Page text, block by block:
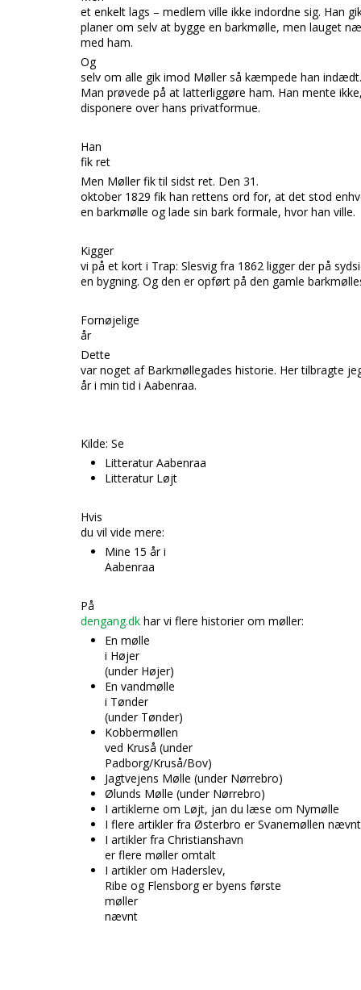
et enkelt lags – medlem ville ikke indordne sig. Han
planer om selv at bygge en barkmølle, men lauget
med ham.
Og
selv om alle gik imod Møller så kæmpede han indædt.
Man prøvede på at latterliggøre ham. Han mente
disponere over hans privatformue.
Han
fik ret
Men Møller fik til sidst ret. Den 31.
oktober 1829 fik han rettens ord for, at det stod
en barkmølle og lade sin bark formale, hvor han ville.
Kigger
vi på et kort i Trap: Slesvig fra 1862 ligger der på
en bygning. Og den er opført på den gamle
Fornøjelige
år
Dette
var noget af Barkmøllegades historie. Her tilbragte
år i min tid i Aabenraa.
Kilde: Se
Litteratur Aabenraa
Litteratur Løjt
Hvis
du vil vide mere:
Mine 15 år i
Aabenraa
På
dengang.dk har vi flere historier om møller:
En mølle
i Højer
(under Højer)
En vandmølle
i Tønder
(under Tønder)
Kobbermøllen
ved Kruså (under
Padborg/Kruså/Bov)
Jagtvejens Mølle (under Nørrebro)
Ølunds Mølle (under Nørrebro)
I artiklerne om Løjt, jan du læse om Nymølle
I flere artikler fra Østerbro er Svanemøllen nævnt
I artikler fra Christianshavn
er flere møller omtalt
I artikler om Haderslev,
Ribe og Flensborg er byens første
møller
nævnt